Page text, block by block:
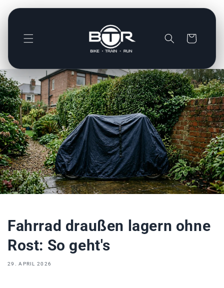
zum
Warenkorb
Fahrrad draußen lagern ohne
Rost: So geht's
29. APRIL 2026